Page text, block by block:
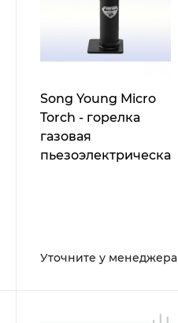
Song Young Micro
Torch - горелка
газовая
пьезоэлектрическая
Уточните у менеджера